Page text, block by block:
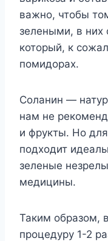
важно, чтобы
зелеными, в них
который, к
помидорах.
Соланин —
нам не
и фрукты. Но
подходит
зеленые
медицины.
Таким образом,
процедуру 1-2